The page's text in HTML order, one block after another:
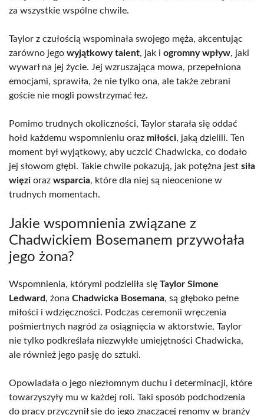
za wszystkie wspólne chwile.
Taylor z czułością wspominała swojego męża, akcentując
zarówno jego wyjątkowy talent, jak i ogromny wpływ, jaki
wywarł na jej życie. Jej wzruszająca mowa, przepełniona
emocjami, sprawiła, że nie tylko ona, ale także zebrani
goście nie mogli powstrzymać łez.
Pomimo trudnych okoliczności, Taylor starała się oddać
hołd każdemu wspomnieniu oraz miłości, jaką dzielili. Ten
moment był wyjątkowy, aby uczcić Chadwicka, co dodało
jej słowom głębi. Takie chwile pokazują, jak potężna jest siła
więzi oraz wsparcia, które dla niej są nieocenione w
trudnych momentach.
Jakie wspomnienia związane z
Chadwickiem Bosemanem przywołała
jego żona?
Wspomnienia, którymi podzieliła się Taylor Simone
Ledward, żona Chadwicka Bosemana, są głęboko pełne
miłości i wdzięczności. Podczas ceremonii wręczenia
pośmiertnych nagród za osiągnięcia w aktorstwie, Taylor
nie tylko podkreślała niezwykłe umiejętności Chadwicka,
ale również jego pasję do sztuki.
Opowiadała o jego niezłomnym duchu i determinacji, które
towarzyszyły mu w każdej roli. Taki sposób podchodzenia
do pracy przyczynił się do jego znaczącej renomy w branży